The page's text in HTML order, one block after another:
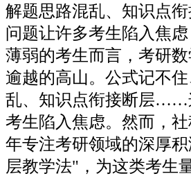
解题思路混乱、知识点
问题让许多考生陷入焦
薄弱的考生而言，考研
逾越的高山。公式记不
乱、知识点衔接断层……
考生陷入焦虑。然而，
年专注考研领域的深厚
层教学法"，为这类考生